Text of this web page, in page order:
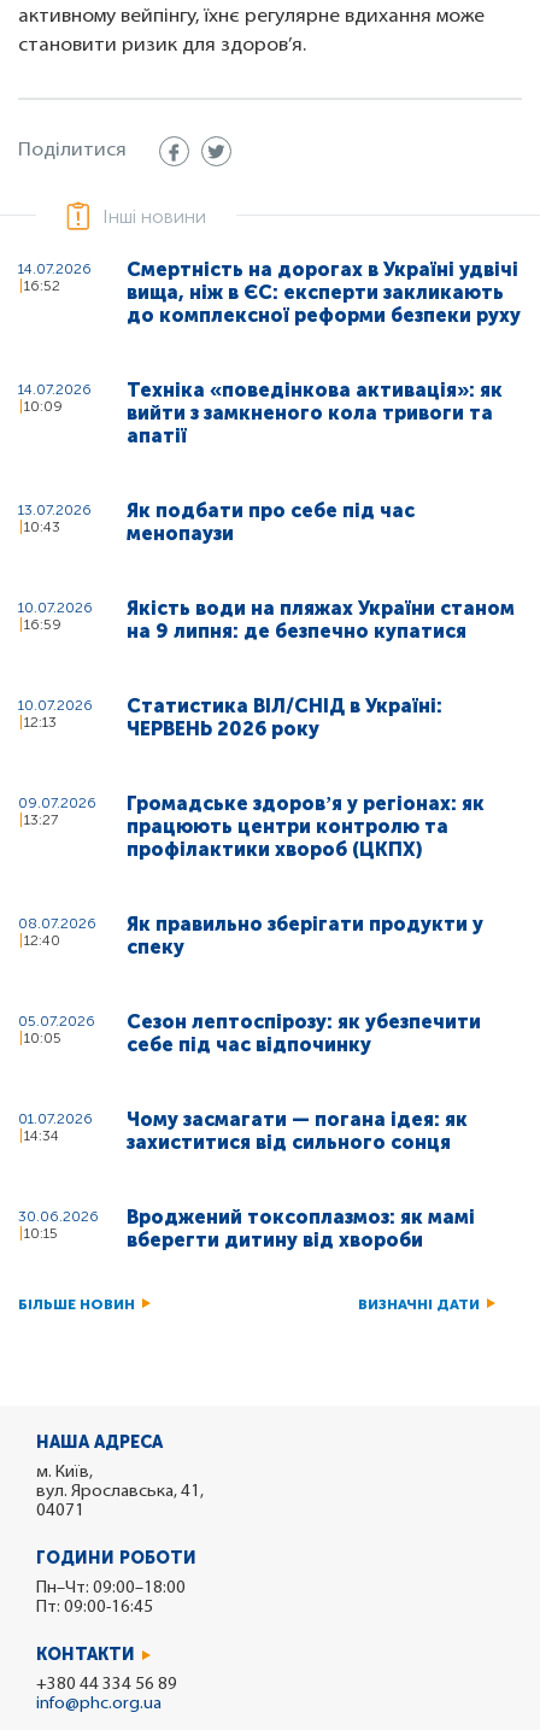
активному вейпінгу, їхнє регулярне вдихання може
становити ризик для здоров’я.
Поділитися
Інші новини
14.07.2026
16:52
Смертність на дорогах в Україні удвічі
вища, ніж в ЄС: експерти закликають
до комплексної реформи безпеки руху
14.07.2026
10:09
Техніка «поведінкова активація»: як
вийти з замкненого кола тривоги та
апатії
13.07.2026
10:43
Як подбати про себе під час
менопаузи
10.07.2026
16:59
Якість води на пляжах України станом
на 9 липня: де безпечно купатися
10.07.2026
12:13
Статистика ВІЛ/СНІД в Україні:
ЧЕРВЕНЬ 2026 року
09.07.2026
13:27
Громадське здоровʼя у регіонах: як
працюють центри контролю та
профілактики хвороб (ЦКПХ)
08.07.2026
12:40
Як правильно зберігати продукти у
спеку
05.07.2026
10:05
Сезон лептоспірозу: як убезпечити
себе під час відпочинку
01.07.2026
14:34
Чому засмагати — погана ідея: як
захиститися від сильного сонця
30.06.2026
10:15
Вроджений токсоплазмоз: як мамі
вберегти дитину від хвороби
БІЛЬШЕ НОВИН ВИЗНАЧНІ ДАТИ
НАША АДРЕСА
м. Київ,
вул. Ярославська, 41,
04071
ГОДИНИ РОБОТИ
Пн–Чт: 09:00–18:00
Пт: 09:00-16:45
КОНТАКТИ
+380 44 334 56 89
info@phc.org.ua